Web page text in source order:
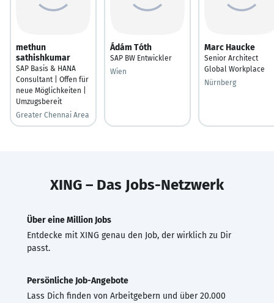
methun
sathishkumar
SAP Basis & HANA
Consultant | Offen für
neue Möglichkeiten |
Umzugsbereit
Greater Chennai Area
Ádám Tóth
SAP BW Entwickler
Wien
Marc Haucke
Senior Architect
Global Workplace
Nürnberg
XING – Das Jobs-Netzwerk
Über eine Million Jobs
Entdecke mit XING genau den Job, der wirklich zu Dir
passt.
Persönliche Job-Angebote
Lass Dich finden von Arbeitgebern und über 20.000